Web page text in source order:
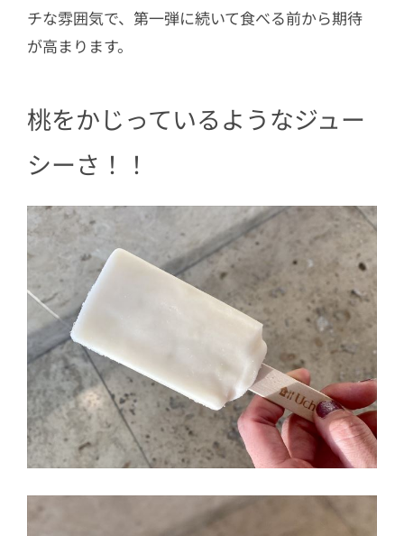
チな雰囲気で、第一弾に続いて食べる前から期待
が高まります。
桃をかじっているようなジュー
シーさ！！